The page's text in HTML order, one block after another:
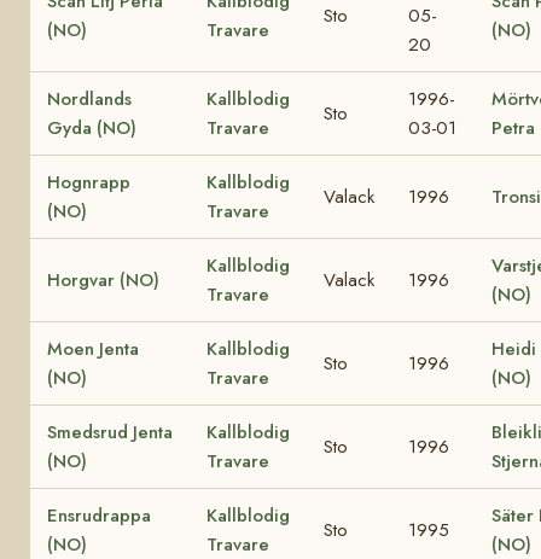
(NO)
Travare
Sto
05-
20
(NO)
Nordlands
Gyda (NO)
Kallblodig
Travare
Sto
1996-
03-01
Petra
Hognrapp
(NO)
Kallblodig
Travare
Valack 1996
Horgvar (NO)
Kallblodig
Travare
Valack 1996
(NO)
Moen Jenta
(NO)
Kallblodig
Travare
Sto 1996
Heidi
(NO)
Smedsrud Jenta
(NO)
Kallblodig
Travare
Sto 1996
Bleikli
Ensrudrappa
(NO)
Kallblodig
Travare
Sto 1995
Säter
(NO)